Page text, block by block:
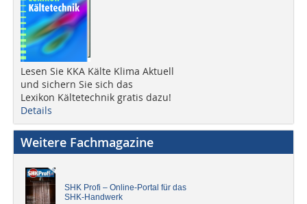
Lesen Sie KKA Kälte Klima Aktuell
und sichern Sie sich das
Lexikon Kältetechnik gratis dazu!
Details
Weitere Fachmagazine
SHK Profi – Online-Portal für das
SHK-Handwerk